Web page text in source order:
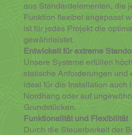
aus Standardelementen, die
Funktion flexibel angepasst
ist für jedes Projekt die
gewährleistet.
Entwickelt für extreme
Unsere Systeme erfüllen
statische Anforderungen und
ideal für die Installation auch
Nordhang oder auf
Grundstücken.
Funktionalität und Flexibilität
Durch die Steuerbarkeit der